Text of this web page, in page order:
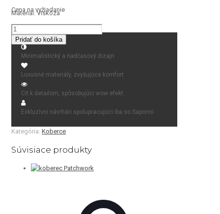
Cena na vyžiadanie
Materiál: Viskóza
množstvo
koberec
Lines
Pridať do košíka
Minimalistický a nadčasový dizajn
Luxusné materiály, zvyšujúce komfort
Cit k detailom, spôsobujúci wow efekt
Exkluzívni návrhári spolupracujúci iba so Saporini
Kategória: Koberce
Súvisiace produkty